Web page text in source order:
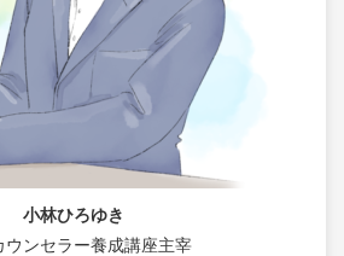
小林ひろゆき
ウンセラー養成講座主宰